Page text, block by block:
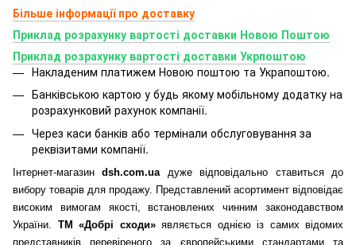
Більше інформації про доставку
Приклад розрахунку вартості доставки Новою Поштою
Приклад розрахунку вартості доставки Укрпоштою
Накладеним платижем Новою поштою та Украпоштою.
Банківською картою у будь якому мобільному додатку на
розрахунковий рахунок компанії.
Через каси банків або термінали обслуговування за
реквізитами компанії.
Інтернет-магазинdsh.com.ua дуже відповідально ставиться до
вибору товарів для продажу. Представлений асортимент відповідає
високим вимогам якості, встановлених чинним законодавством
України. ТМ «Добрі сходи»являється однією із самих відомих
представників перевіреного за європейськими стандартами та